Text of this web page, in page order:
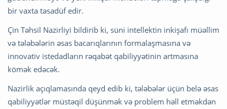
bir vaxta təsadüf edir.
Çin Təhsil Nazirliyi bildirib ki, süni intellektin inkişafı müəllim
və tələbələrin əsas bacarıqlarının formalaşmasına və
innovativ istedadların rəqabət qabiliyyətinin artmasına
kömək edəcək.
Nazirlik açıqlamasında qeyd edib ki, tələbələr üçün belə əsas
qabiliyyətlər müstəqil düşünmək və problem həll etməkdən